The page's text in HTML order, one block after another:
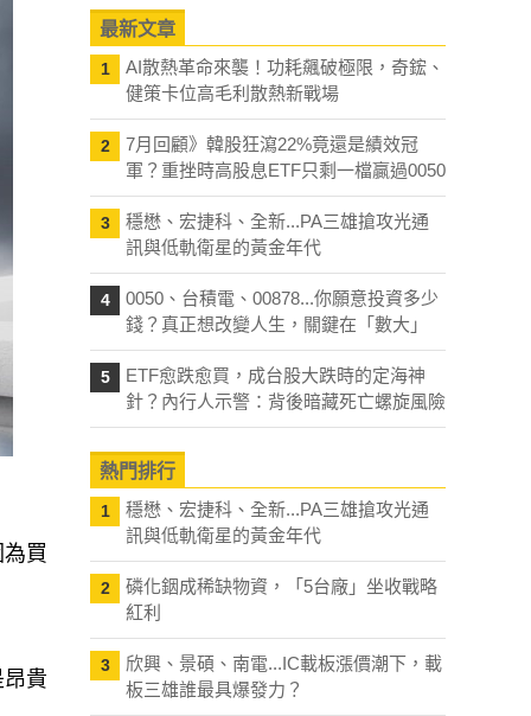
買
貴
最新文章
1
AI散熱革命來襲！功耗飆破極限，奇鋐、
健策卡位高毛利散熱新戰場
2
7月回顧》韓股狂瀉22%竟還是績效冠
軍？重挫時高股息ETF只剩一檔贏過0050
3
穩懋、宏捷科、全新...PA三雄搶攻光通
訊與低軌衛星的黃金年代
4
0050、台積電、00878...你願意投資多少
錢？真正想改變人生，關鍵在「數大」
5
ETF愈跌愈買，成台股大跌時的定海神
針？內行人示警：背後暗藏死亡螺旋風險
熱門排行
1
穩懋、宏捷科、全新...PA三雄搶攻光通
訊與低軌衛星的黃金年代
2
磷化銦成稀缺物資，「5台廠」坐收戰略
紅利
3
欣興、景碩、南電...IC載板漲價潮下，載
板三雄誰最具爆發力？